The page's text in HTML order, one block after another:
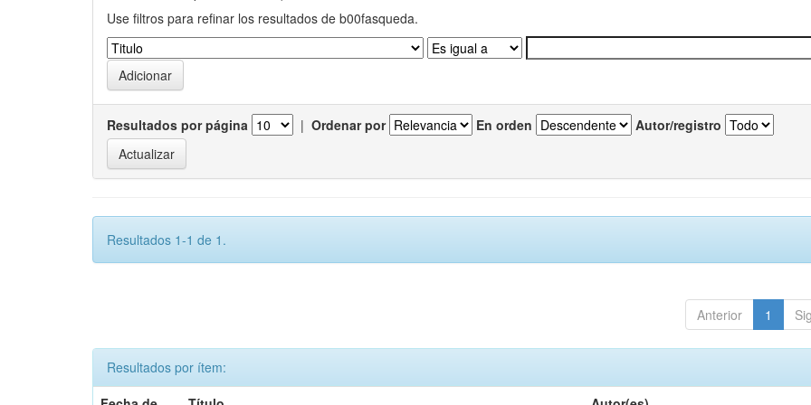
Use filtros para refinar los resultados de b00fasqueda.
Resultados por página | Ordenar por En orden Autor/registro
Resultados 1-1 de 1.
Anterior 1
Resultados por ítem: